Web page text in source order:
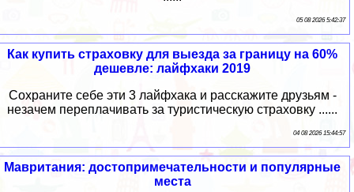
05 08 2026 5:42:37
Как купить страховку для выезда за границу на 60%
дешевле: лайфхаки 2019
Сохраните себе эти 3 лайфхака и расскажите друзьям -
незачем переплачивать за туристическую страховку ......
04 08 2026 15:44:57
Мавритания: достопримечательности и популярные
места